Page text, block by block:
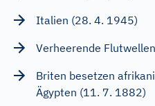
Italien (28. 4. 1945)
Verheerende
Briten besetzen
Ägypten (11. 7. 1882)